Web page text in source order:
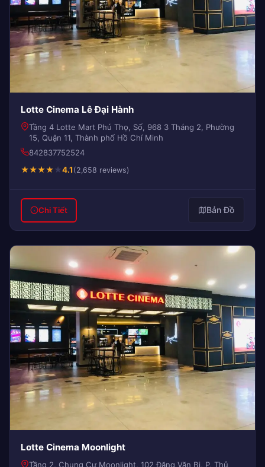
Lotte Cinema Lê Đại Hành
Tầng 4 Lotte Mart Phú Thọ, Số, 968 3 Tháng 2, Phường
15, Quận 11, Thành phố Hồ Chí Minh
842837752524
★★★★★4.1 (2,658 reviews)
Chi Tiết Bản Đồ
Lotte Cinema Moonlight
Tầng 2, Chung Cư Moonlight, 102 Đặng Văn Bi, P, Thủ